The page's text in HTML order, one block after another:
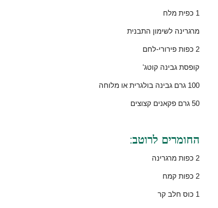
1 כפית מלח
מרגרינה לשימון התבנית
2 כפות פירורי-לחם
קופסת גבינה קוטג'
100 גרם גבינה בולגרית או מלוחה
50 גרם פקאנים קצוצים
החומרים לרוטב:
2 כפות מרגרינה
2 כפות קמח
1 כוס חלב קר